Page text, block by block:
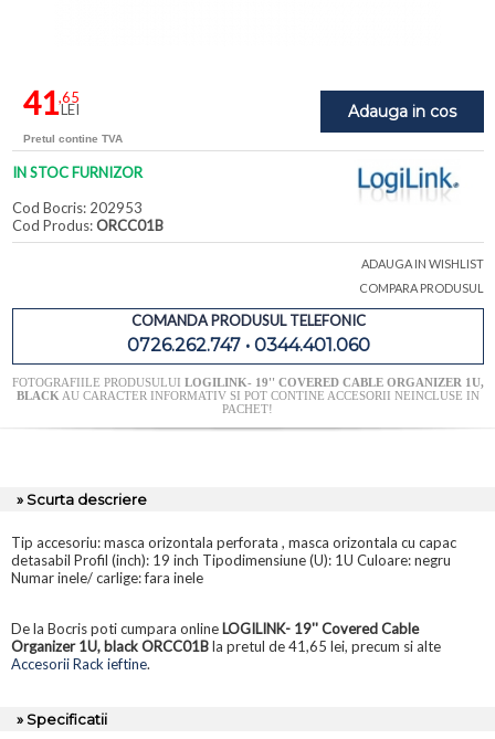
Adauga in cos
41,65
LEI
Pretul contine TVA
IN STOC FURNIZOR
Cod Bocris: 202953
Cod Produs:ORCC01B
ADAUGA IN WISHLIST
COMPARA PRODUSUL
COMANDA PRODUSUL TELEFONIC
0726.262.747 • 0344.401.060
FOTOGRAFIILE PRODUSULUI LOGILINK- 19'' COVERED CABLE ORGANIZER 1U,
BLACK AU CARACTER INFORMATIV SI POT CONTINE ACCESORII NEINCLUSE IN
PACHET!
» Scurta descriere
Tip accesoriu: masca orizontala perforata , masca orizontala cu capac
detasabil Profil (inch): 19 inch Tipodimensiune (U): 1U Culoare: negru
Numar inele/ carlige: fara inele
De la Bocris poti cumpara online LOGILINK- 19'' Covered Cable
Organizer 1U, black ORCC01Bla pretul de 41,65 lei, precum si alte
Accesorii Rack ieftine.
» Specificatii